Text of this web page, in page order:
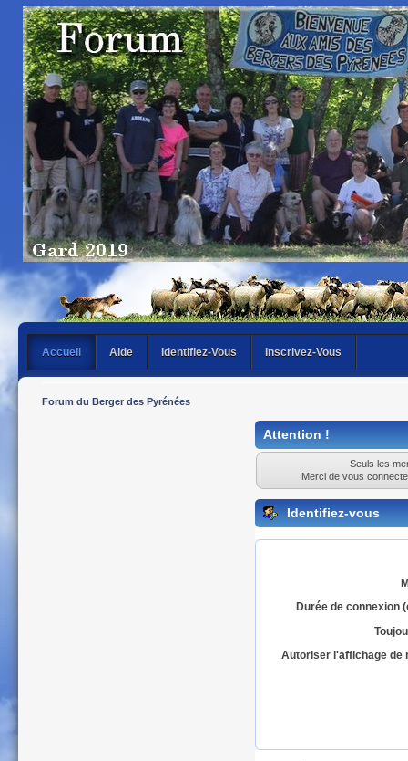
Accueil Aide Identifiez-Vous Inscrivez-Vous
Forum du Berger des Pyrénées
Attention !
Seuls les
Merci de vous
Identifiez-vous
Durée de connexion
Autoriser l'affichage de